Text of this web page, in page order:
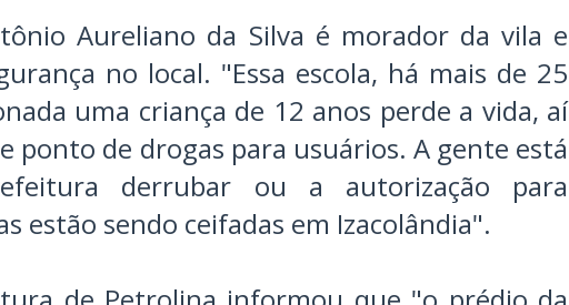
Aureliano da Silva é morador da vila e
no local. "Essa escola, há mais de 25
uma criança de 12 anos perde a vida, aí
ponto de drogas para usuários. A gente está
derrubar ou a autorização para
estão sendo ceifadas em Izacolândia".